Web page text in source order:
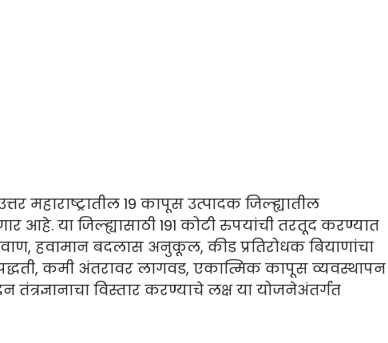
महाराष्ट्रातील 19 कापूस उत्पादक जिल्ह्यातील
आहे. या जिल्ह्यासाठी 191 कोटी रुपयांची तरतूद करण्यात
हवामान बदलास अनुकूल, कीड प्रतिरोधक बियाणांचा
कमी अंतरावर लागवड, एकात्मिक कापूस व्यवस्थापन
तंत्रज्ञानाचा विस्तार करण्याचे लक्ष या योजनेअंतर्गत